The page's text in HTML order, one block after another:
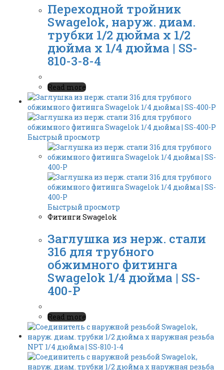
Переходной тройник
Swagelok, наруж. диам.
трубки 1/2 дюйма x 1/2
дюйма x 1/4 дюйма | SS-
810-3-8-4
Read more
Быстрый просмотр
Быстрый просмотр
Фитинги Swagelok
Заглушка из нерж. стали
316 для трубного
обжимного фитинга
Swagelok 1/4 дюйма | SS-
400-P
Read more